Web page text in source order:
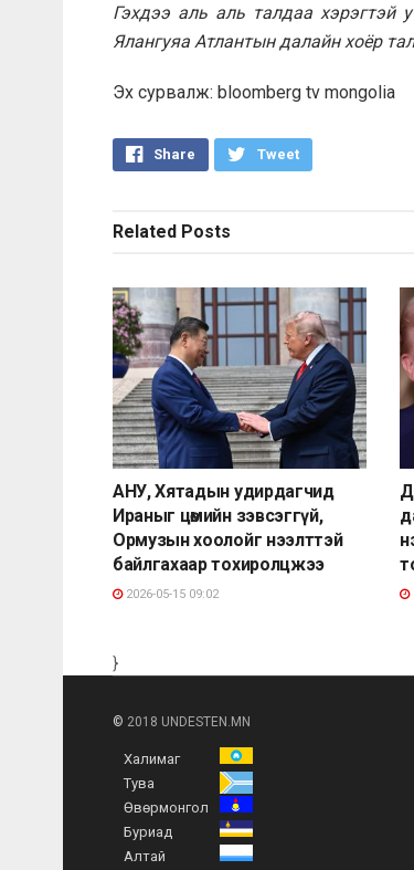
Гэхдээ аль аль талдаа хэрэгтэй
Ялангуяа Атлантын далайн хоёр
Эх сурвалж: bloomberg tv mongolia
Share Tweet
Related Posts
АНУ, Хятадын удирдагчид
Ираныг цөмийн зэвсэггүй,
Ормузын хоолойг нээлттэй
байлгахаар тохиролцжээ
2026-05-15 09:02
}
© 2018 UNDESTEN.MN
Халимаг
Тува
Өвөрмонгол
Буриад
Алтай